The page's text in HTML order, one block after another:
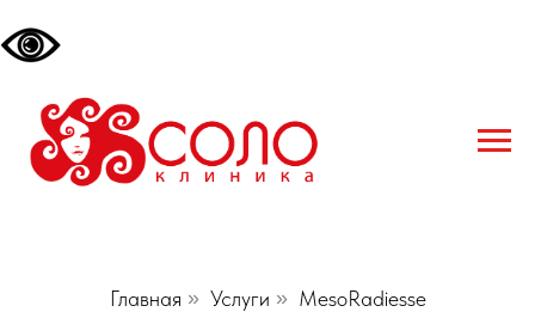
Главная » Услуги » MesoRadiesse